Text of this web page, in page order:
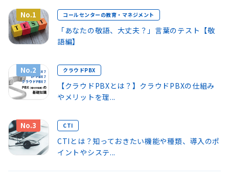
No.1 コールセンターの教育・マネジメント
「あなたの敬語、大丈夫？」言葉のテスト【敬
語編】
No.2 クラウドPBX
【クラウドPBXとは？】クラウドPBXの仕組み
やメリットを理...
No.3 CTI
CTIとは？知っておきたい機能や種類、導入のポ
イントやシステ...